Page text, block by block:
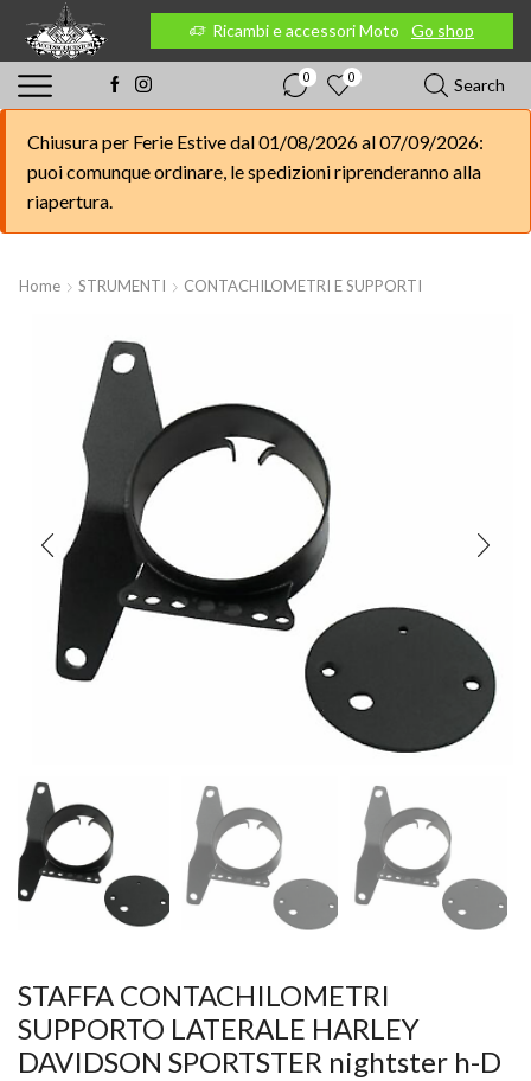
Go shop Ricambi e accessori Moto Go shop
0 0 Search
Chiusura per Ferie Estive dal 01/08/2026 al 07/09/2026:
puoi comunque ordinare, le spedizioni riprenderanno alla
riapertura.
Home STRUMENTI CONTACHILOMETRI E SUPPORTI
STAFFA CONTACHILOMETRI
SUPPORTO LATERALE HARLEY
DAVIDSON SPORTSTER nightster h-D